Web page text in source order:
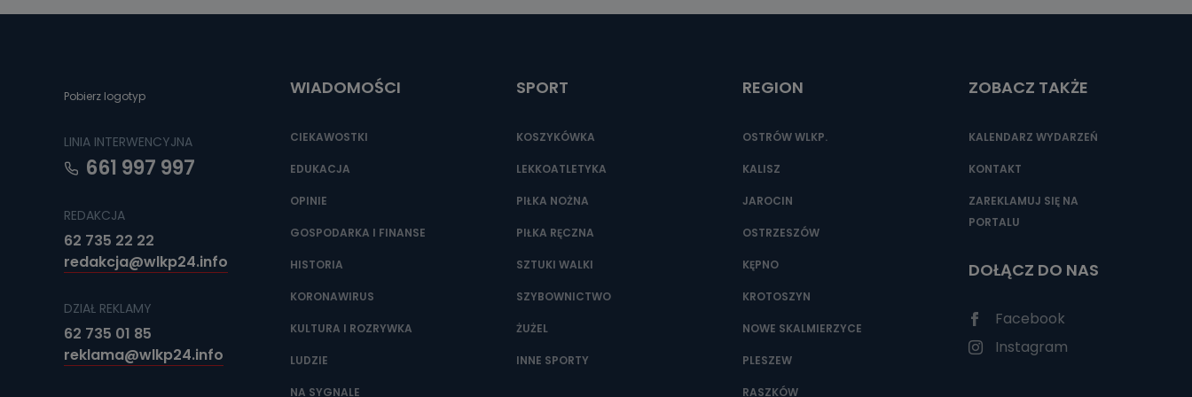
Można to zrobić pod numerem telefonu 62 735-51-05 lub e-mailowo pod adresem:
Pobierz logotyp
LINIA INTERWENCYJNA
661 997 997
REDAKCJA
62 735 22 22
redakcja@wlkp24.info
DZIAŁ REKLAMY
62 735 01 85
reklama@wlkp24.info
WIADOMOŚCI
CIEKAWOSTKI
EDUKACJA
OPINIE
GOSPODARKA I FINANSE
HISTORIA
KORONAWIRUS
KULTURA I ROZRYWKA
LUDZIE
NA SYGNALE
SPORT
KOSZYKÓWKA
LEKKOATLETYKA
PIŁKA NOŻNA
PIŁKA RĘCZNA
SZTUKI WALKI
SZYBOWNICTWO
ŻUŻEL
INNE SPORTY
REGION
OSTRÓW WLKP.
KALISZ
JAROCIN
OSTRZESZÓW
KĘPNO
KROTOSZYN
NOWE SKALMIERZYCE
PLESZEW
RASZKÓW
ZOBACZ TAKŻE
KALENDARZ WYDARZEŃ
KONTAKT
ZAREKLAMUJ SIĘ NA
PORTALU
DOŁĄCZ DO NAS
Facebook
Instagram